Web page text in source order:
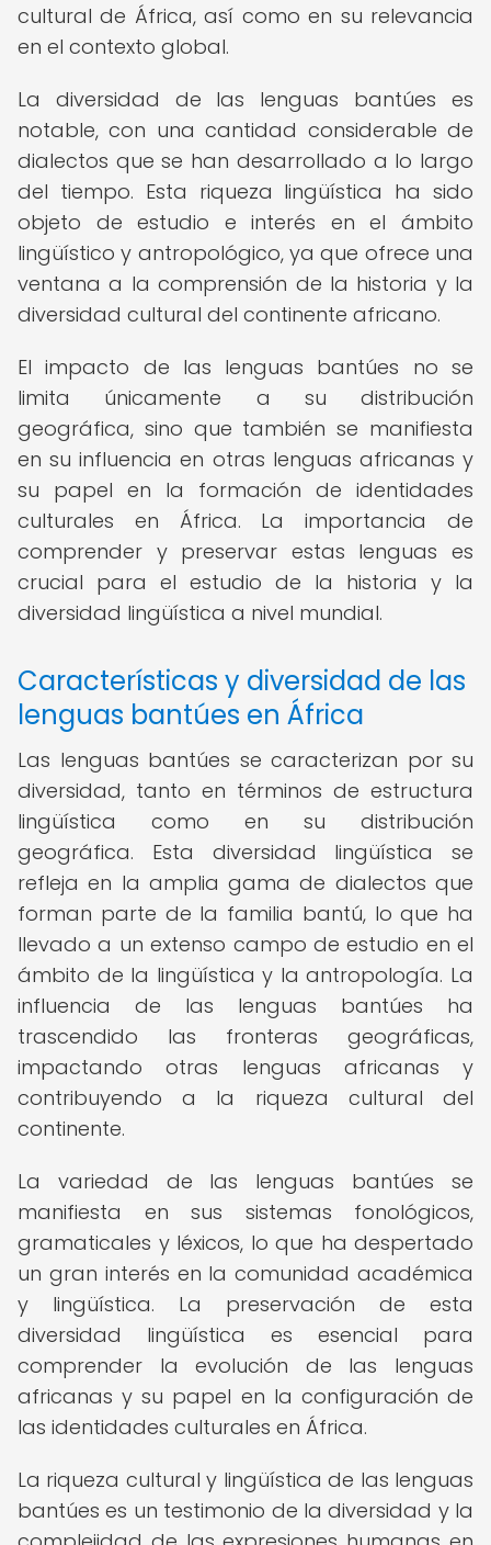
cultural de África, así como en su relevancia
en el contexto global.
La diversidad de las lenguas bantúes es
notable, con una cantidad considerable de
dialectos que se han desarrollado a lo largo
del tiempo. Esta riqueza lingüística ha sido
objeto de estudio e interés en el ámbito
lingüístico y antropológico, ya que ofrece una
ventana a la comprensión de la historia y la
diversidad cultural del continente africano.
El impacto de las lenguas bantúes no se
limita únicamente a su distribución
geográfica, sino que también se manifiesta
en su influencia en otras lenguas africanas y
su papel en la formación de identidades
culturales en África. La importancia de
comprender y preservar estas lenguas es
crucial para el estudio de la historia y la
diversidad lingüística a nivel mundial.
Características y diversidad de las
lenguas bantúes en África
Las lenguas bantúes se caracterizan por su
diversidad, tanto en términos de estructura
lingüística como en su distribución
geográfica. Esta diversidad lingüística se
refleja en la amplia gama de dialectos que
forman parte de la familia bantú, lo que ha
llevado a un extenso campo de estudio en el
ámbito de la lingüística y la antropología. La
influencia de las lenguas bantúes ha
trascendido las fronteras geográficas,
impactando otras lenguas africanas y
contribuyendo a la riqueza cultural del
continente.
La variedad de las lenguas bantúes se
manifiesta en sus sistemas fonológicos,
gramaticales y léxicos, lo que ha despertado
un gran interés en la comunidad académica
y lingüística. La preservación de esta
diversidad lingüística es esencial para
comprender la evolución de las lenguas
africanas y su papel en la configuración de
las identidades culturales en África.
La riqueza cultural y lingüística de las lenguas
bantúes es un testimonio de la diversidad y la